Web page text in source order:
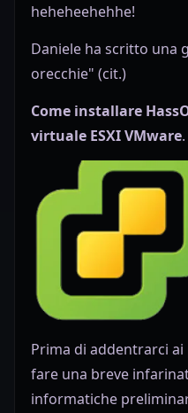
heheheehehhe!
Daniele ha scritto una
orecchie" (cit.)
Come installare
virtuale ESXI VMware.
Prima di addentrarci ai
fare una breve
informatiche